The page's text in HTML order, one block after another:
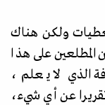
ولكن هناك
على هذا
الذي لا يعلم،
عن أي شيء،